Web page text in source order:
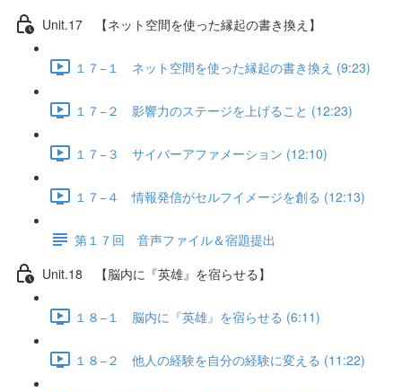
Unit.17 【ネット空間を使った縁起の書き換え】
１７−１ ネット空間を使った縁起の書き換え (9:23)
１７−２ 影響力のステージを上げること (12:23)
１７−３ サイバーアファメーション (12:10)
１７−４ 情報発信がセルフイメージを創る (12:13)
第１７回 音声ファイル＆宿題提出
Unit.18 【脳内に『英雄』を宿らせる】
１８−１ 脳内に『英雄』を宿らせる (6:11)
１８−２ 他人の経験を自分の経験に変える (11:22)